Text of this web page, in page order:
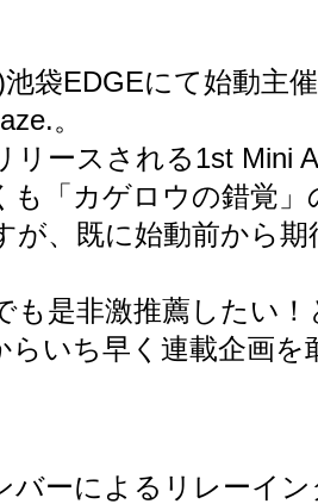
池袋EDGEにて始動主
。
リースされる1st Mini
も「カゲロウの錯覚」
が、既に始動前から
も是非激推薦したい
らいち早く連載企画を
バーによるリレーイ